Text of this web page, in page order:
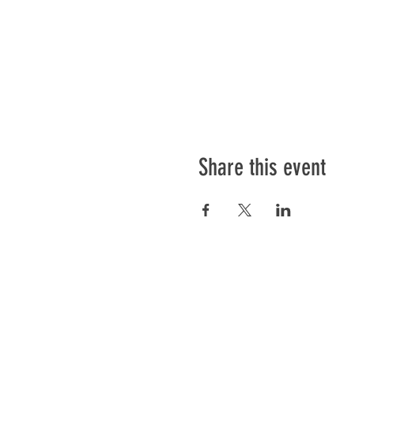
Share this event